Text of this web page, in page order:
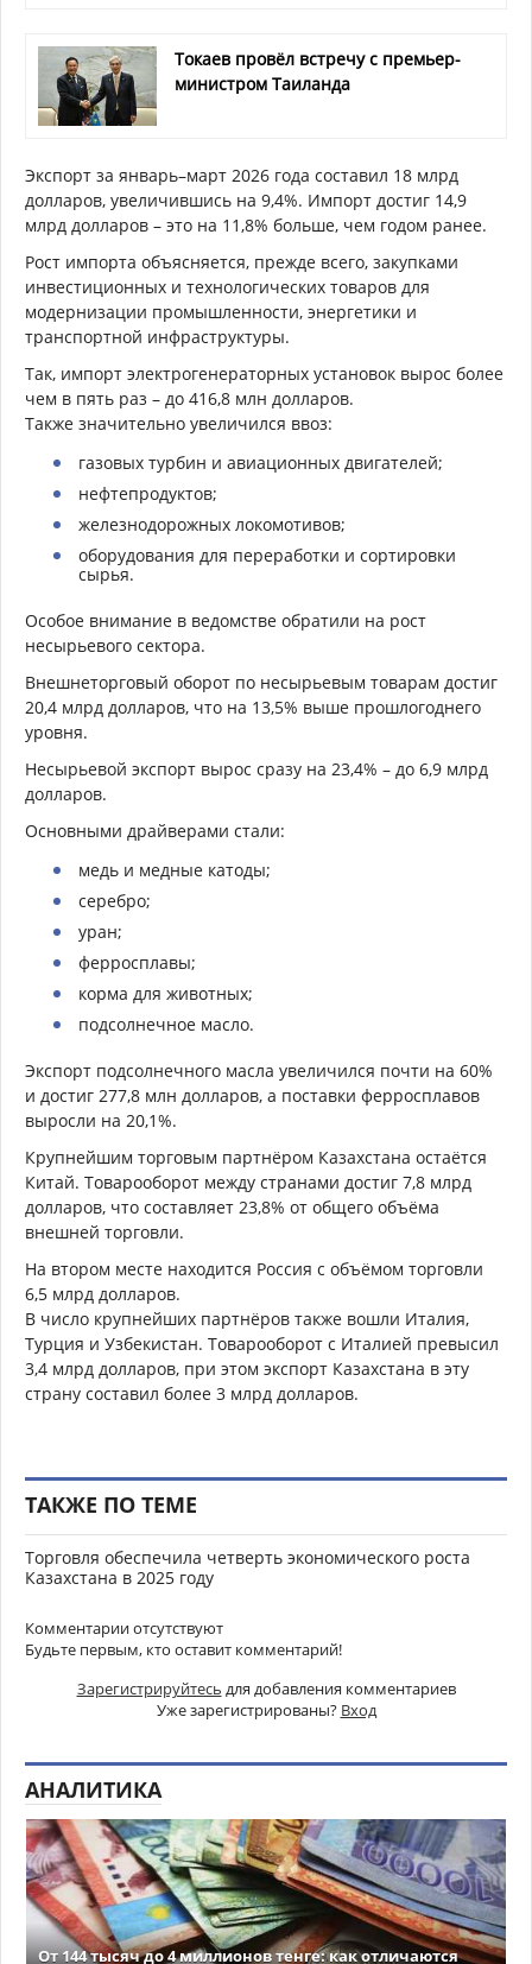
Токаев провёл встречу с премьер-
министром Таиланда
Экспорт за январь–март 2026 года составил 18 млрд
долларов, увеличившись на 9,4%. Импорт достиг 14,9
млрд долларов – это на 11,8% больше, чем годом ранее.
Рост импорта объясняется, прежде всего, закупками
инвестиционных и технологических товаров для
модернизации промышленности, энергетики и
транспортной инфраструктуры.
Так, импорт электрогенераторных установок вырос более
чем в пять раз – до 416,8 млн долларов.
Также значительно увеличился ввоз:
газовых турбин и авиационных двигателей;
нефтепродуктов;
железнодорожных локомотивов;
оборудования для переработки и сортировки
сырья.
Особое внимание в ведомстве обратили на рост
несырьевого сектора.
Внешнеторговый оборот по несырьевым товарам достиг
20,4 млрд долларов, что на 13,5% выше прошлогоднего
уровня.
Несырьевой экспорт вырос сразу на 23,4% – до 6,9 млрд
долларов.
Основными драйверами стали:
медь и медные катоды;
серебро;
уран;
ферросплавы;
корма для животных;
подсолнечное масло.
Экспорт подсолнечного масла увеличился почти на 60%
и достиг 277,8 млн долларов, а поставки ферросплавов
выросли на 20,1%.
Крупнейшим торговым партнёром Казахстана остаётся
Китай. Товарооборот между странами достиг 7,8 млрд
долларов, что составляет 23,8% от общего объёма
внешней торговли.
На втором месте находится Россия с объёмом торговли
6,5 млрд долларов.
В число крупнейших партнёров также вошли Италия,
Турция и Узбекистан. Товарооборот с Италией превысил
3,4 млрд долларов, при этом экспорт Казахстана в эту
страну составил более 3 млрд долларов.
ТАКЖЕ ПО ТЕМЕ
Торговля обеспечила четверть экономического роста
Казахстана в 2025 году
Комментарии отсутствуют
Будьте первым, кто оставит комментарий!
Зарегистрируйтесь для добавления комментариев
Уже зарегистрированы? Вход
АНАЛИТИКА
От 144 тысяч до 4 миллионов тенге: как отличаются